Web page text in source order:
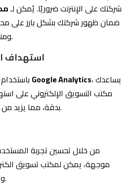
شركتك على الإنترنت ضروريًا. يُمكن لـ
ومنصات التواصل الاجتماعي.
2.
Google Analytics، يساعدك
مكتب التسويق الإلكتروني على
بدقة، مما يزيد من فعالية الحملات الإعلانية.
من خلال تحسين تجربة
موجهة، يمكن لمكتب تسويق
وتحقيق عائد استثمار أعلى.